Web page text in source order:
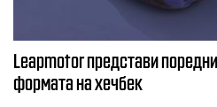
Leapmotor представи
формата на хечбек